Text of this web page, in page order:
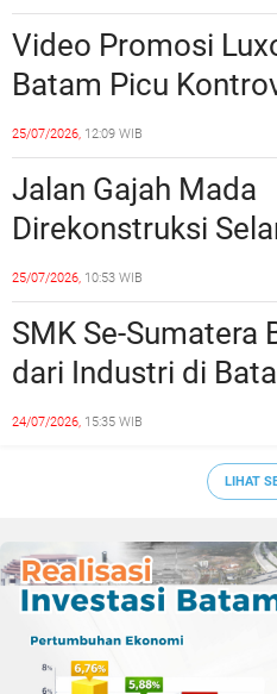
Langsung Di-
Video Promosi
Batam Picu
Dinilai Bermuatan
25/07/2026, 12:09 WIB
Jalan Gajah Mada
Direkonstruksi
Empat Minggu, Ini
Rekayasa Lalu
25/07/2026, 10:53 WIB
SMK Se-Sumatera
dari Industri di
Siapkan Lulusan
24/07/2026, 15:35 WIB
LIHAT